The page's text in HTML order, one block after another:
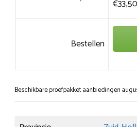
€33,50
Bestellen
Beschikbare proefpakket aanbiedingen